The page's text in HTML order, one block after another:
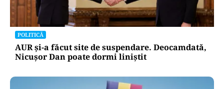
POLITICĂ
AUR și-a făcut site de suspendare. Deocamdată,
Nicușor Dan poate dormi liniștit